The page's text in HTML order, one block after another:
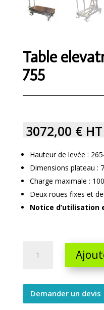
Table
755
3072,00 € HT
Hauteur de levée :
Dimensions plateau :
Charge maximale :
Deux roues fixes et
Notice d’utilisation
elevatrice
755
quantity
Demander un devis